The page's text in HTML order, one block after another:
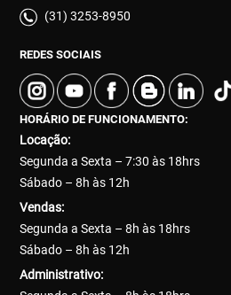
(31) 3253-8950
REDES SOCIAIS
HORÁRIO DE FUNCIONAMENTO:
Locação:
Segunda a Sexta – 7:30 às 18hrs
Sábado – 8h às 12h
Vendas:
Segunda a Sexta – 8h às 18hrs
Sábado – 8h às 12h
Administrativo: